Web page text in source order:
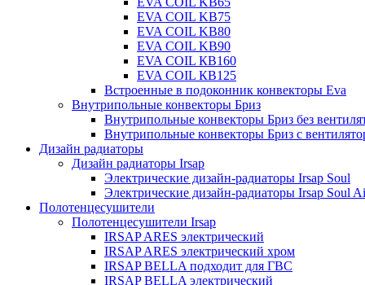
EVA COIL KB75
EVA COIL KB80
EVA COIL KB90
EVA COIL КВ160
EVA COIL КВ125
Встроенные в подоконник конвекторы Eva
Внутрипольные конвекторы Бриз
Внутрипольные конвекторы Бриз без
Внутрипольные конвекторы Бриз с
Дизайн радиаторы
Дизайн радиаторы Irsap
Электрические дизайн-радиаторы Irsap Soul
Электрические дизайн-радиаторы Irsap Soul
Полотенцесушители
Полотенцесушители Irsap
IRSAP ARES электрический
IRSAP ARES электрический хром
IRSAP BELLA подходит для ГВС
IRSAP BELLA электрический